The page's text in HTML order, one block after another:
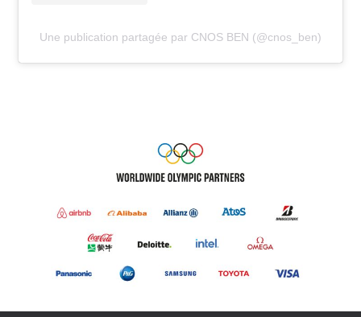
Une publication partagée par CNOS BEN (@cnos_ben)